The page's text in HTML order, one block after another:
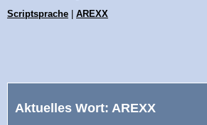
Scriptsprache
AREXX
Aktuelles Wort: AREXX